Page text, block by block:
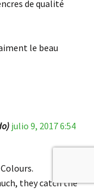
de qualité
le beau
julio 9, 2017 6:54
they catch the